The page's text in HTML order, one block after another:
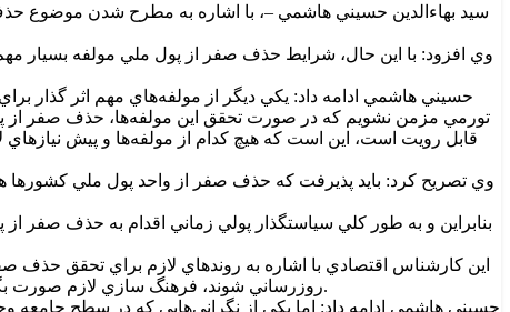
سيد بهاء‌الدين حسيني هاشمي –، با اشاره به مطرح شدن موضوع
وي افزود: با اين حال، شرايط حذف صفر از پول ملي مولفه بسيار
حسيني هاشمي ادامه داد: يکي ديگر از مولفه‌هاي مهم اثر گذار
تورمي مزمن نشويم که در صورت تحقق اين مولفه‌ها، حذف صفر از
قابل رويت است، اين است که هيچ کدام از مولفه‌ها و پيش نيازهاي
وي تصريح کرد: بايد پذيرفت که حذف صفر از واحد پول ملي کشورها
بنابراين و به طور کلي سياستگذار پولي زماني اقدام به حذف
اين کارشناس اقتصادي با اشاره به روندهاي لازم براي تحقق
روزرساني شوند، فرهنگ سازي لازم صورت بگيرد، جمع آوري اسکناس‌ها و تزريق پول جديد صورت بگيرد، ‌ همگي زمان بر است و نيازمند آن است که فريندهاي منجر به خود را طي کند.
حسيني هاشمي ادامه داد: اما يکي از نگراني‌هايي که در سطح